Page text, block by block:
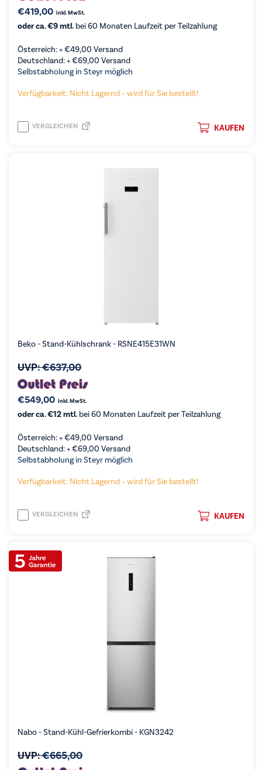
€419,00 inkl. MwSt.
oder ca. €9 mtl. bei 60 Monaten Laufzeit per Teilzahlung
Österreich: +€49,00 Versand
Deutschland: +€69,00 Versand
Selbstabholung in Steyr möglich
Verfügbarkeit: Nicht Lagernd – wird für Sie bestellt!
KAUFEN
VERGLEICHEN
Beko - Stand-Kühlschrank - RSNE415E31WN
UVP:€637,00
€549,00 inkl. MwSt.
oder ca. €12 mtl. bei 60 Monaten Laufzeit per Teilzahlung
Österreich: +€49,00 Versand
Deutschland: +€69,00 Versand
Selbstabholung in Steyr möglich
Verfügbarkeit: Nicht Lagernd – wird für Sie bestellt!
KAUFEN
VERGLEICHEN
Nabo - Stand-Kühl-Gefrierkombi - KGN3242
UVP:€665,00